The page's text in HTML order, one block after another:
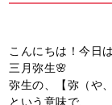
こんにちは！今日
三月弥生🌸
弥生の、【弥（や
という意味で、